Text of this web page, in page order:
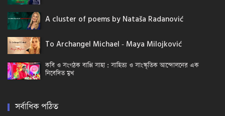
A cluster of poems by Nataša Radanović
To Archangel Michael - Maya Milojković
কবি ও সংগঠক বাপ্পি সাহা : সাহিত্য ও সাংস্কৃতিক আন্দোলনের এক
নিবেদিত মুখ
সর্বাধিক পঠিত